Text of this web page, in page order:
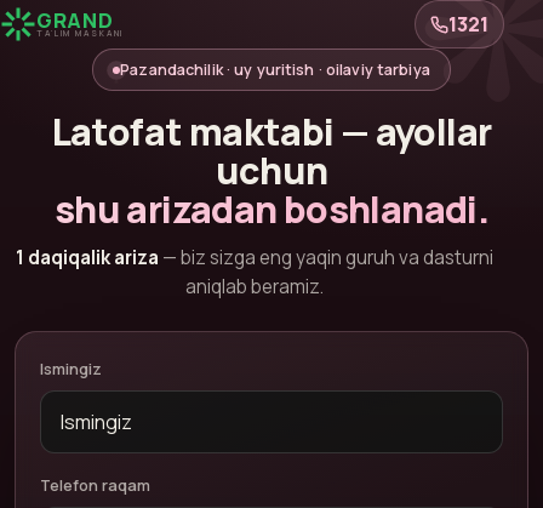
GRAND
TA'LIM MASKANI 1321
Pazandachilik · uy yuritish · oilaviy tarbiya
Latofat maktabi — ayollar
uchun
shu arizadan boshlanadi.
1 daqiqalik ariza — biz sizga eng yaqin guruh va dasturni
aniqlab beramiz.
Ismingiz
Telefon raqam